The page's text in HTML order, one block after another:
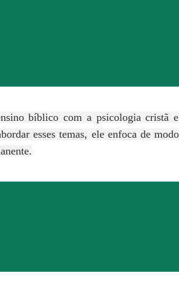
bíblico com a psicologia cristã
esses temas, ele enfoca de